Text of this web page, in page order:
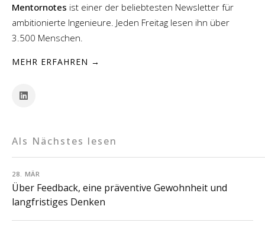
Mentornotes ist einer der beliebtesten Newsletter für
ambitionierte Ingenieure. Jeden Freitag lesen ihn über
3.500 Menschen.
MEHR ERFAHREN →
Als Nächstes lesen
28. MÄR
Über Feedback, eine präventive Gewohnheit und
langfristiges Denken